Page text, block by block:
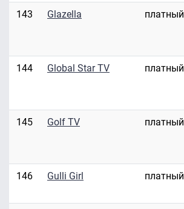
143 Glazella платный
144 Global Star TV платный
145 Golf TV платный
146 Gulli Girl платный